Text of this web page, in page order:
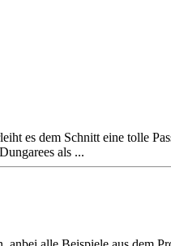
es dem Schnitt eine tolle
als ...